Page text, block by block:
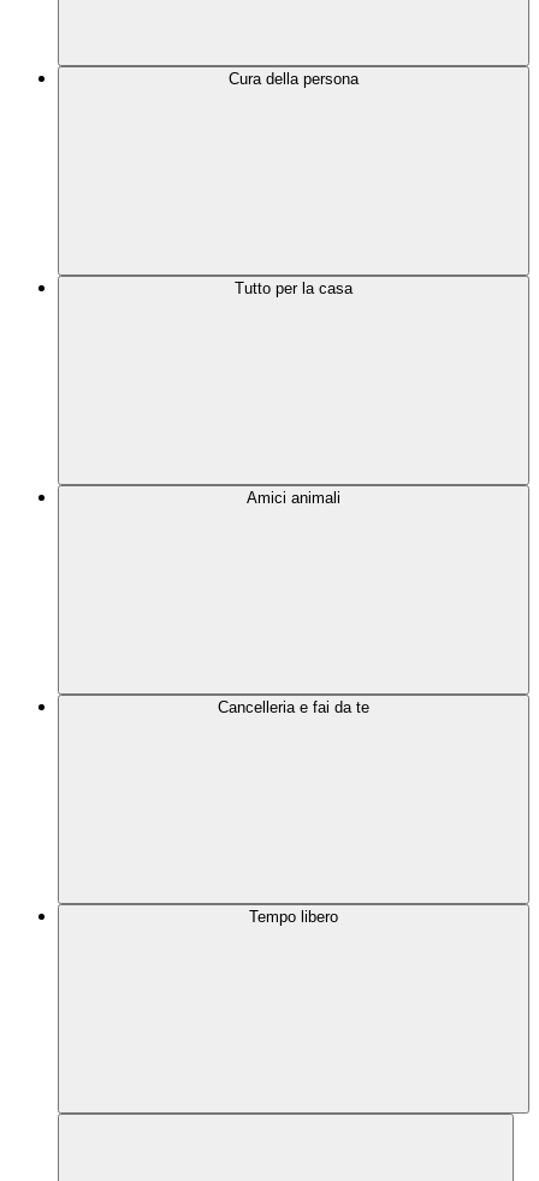
Cura della persona
Tutto per la casa
Amici animali
Cancelleria e fai da te
Tempo libero